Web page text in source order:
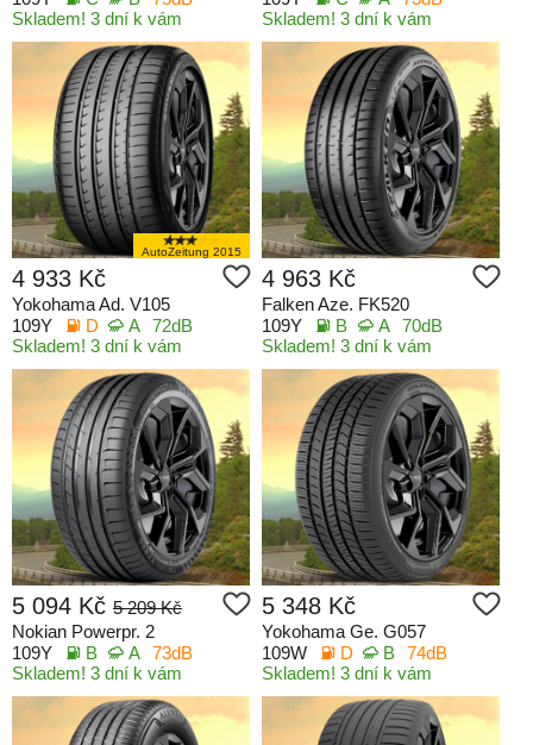
Skladem! 3 dní k vám
Skladem! 3 dní k vám
AutoZeitung 2015
4 933 Kč
Yokohama Ad. V105
109Y
D A 72dB
Skladem! 3 dní k vám
4 963 Kč
Falken Aze. FK520
109Y
B A 70dB
Skladem! 3 dní k vám
5 094 Kč 5 209 Kč
Nokian Powerpr. 2
109Y
B A 73dB
Skladem! 3 dní k vám
5 348 Kč
Yokohama Ge. G057
109W
D B 74dB
Skladem! 3 dní k vám